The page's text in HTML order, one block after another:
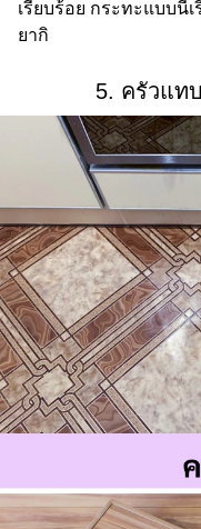
เรียบร้อย กระทะแบบนี้
ยากิ
5. ครัวแท